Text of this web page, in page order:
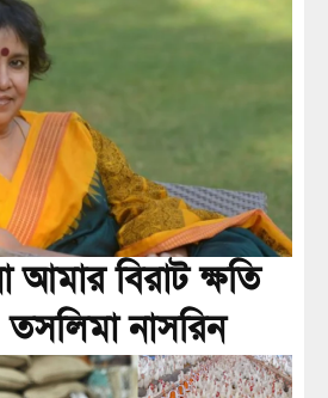
আমার বিরাট ক্ষতি
নাসরিন